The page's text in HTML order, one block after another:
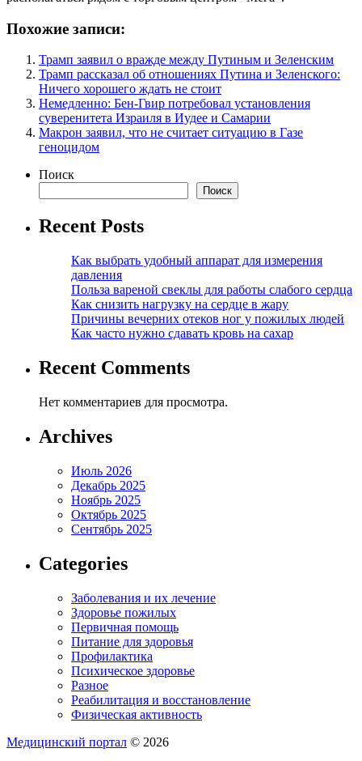
Похожие записи:
Трамп заявил о вражде между Путиным и Зеленским
Трамп рассказал об отношениях Путина и Зеленского:
Ничего хорошего ждать не стоит
Немедленно: Бен-Гвир потребовал установления
суверенитета Израиля в Иудее и Самарии
Макрон заявил, что не считает ситуацию в Газе
геноцидом
Поиск
Поиск
Recent Posts
Как выбрать удобный аппарат для измерения
давления
Польза вареной свеклы для работы слабого сердца
Как снизить нагрузку на сердце в жару
Причины вечерних отеков ног у пожилых людей
Как часто нужно сдавать кровь на сахар
Recent Comments
Нет комментариев для просмотра.
Archives
Июль 2026
Декабрь 2025
Ноябрь 2025
Октябрь 2025
Сентябрь 2025
Categories
Заболевания и их лечение
Здоровье пожилых
Первичная помощь
Питание для здоровья
Профилактика
Психическое здоровье
Разное
Реабилитация и восстановление
Физическая активность
Медицинский портал © 2026